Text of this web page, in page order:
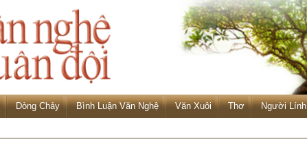
Dòng Chảy Bình Luận Văn Nghệ Văn Xuôi Thơ Người Lính